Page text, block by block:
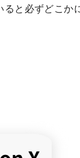
と必ずどこか